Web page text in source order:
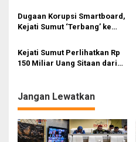
s
Serahkan Sejumlah Bukti
Dugaan Korupsi Smartboard,
Kejati Sumut ‘Terbang’ ke
Perusahaan
Kejati Sumut Perlihatkan Rp
150 Miliar Uang Sitaan dari
Jangan Lewatkan